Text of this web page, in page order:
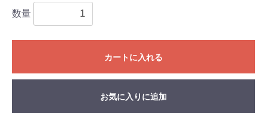
数量
カートに入れる
お気に入りに追加